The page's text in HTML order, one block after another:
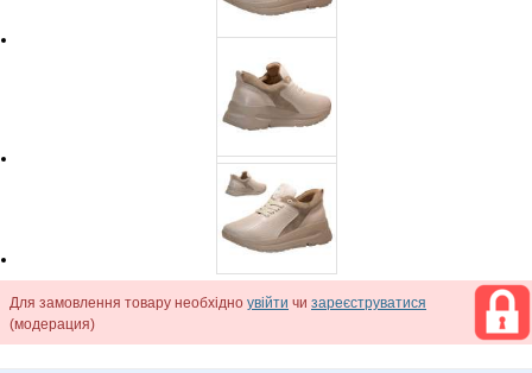
Для замовлення товару необхідно увійти чи зареєструватися
(модерация)